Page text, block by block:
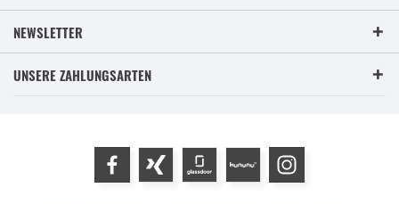
NEWSLETTER
UNSERE ZAHLUNGSARTEN